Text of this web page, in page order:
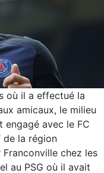
où il a effectué la
amicaux, le milieu
engagé avec le FC
de la région
chez les
au PSG où il avait